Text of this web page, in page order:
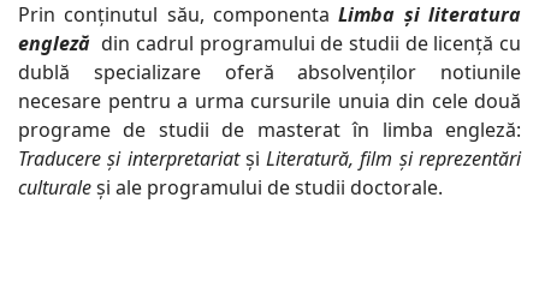
Prin conținutul său, componentaLimba și literatura
engleză din cadrul programului de studii de licență cu
dublă specializare oferă absolvenților notiunile
necesare pentru a urma cursurile unuia din cele două
programe de studii de masterat în limba engleză:
Traducere și interpretariatșiLiteratură, film și reprezentări
culturaleși ale programului de studii doctorale.